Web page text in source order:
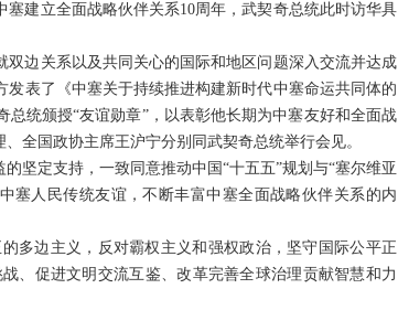
建立全面战略伙伴关系10周年，武契奇总统此时访华具
边关系以及共同关心的国际和地区问题深入交流并达成
表了《中塞关于持续推进构建新时代中塞命运共同体的
统颁授“友谊勋章”，以表彰他长期为中塞友好和全面战
全国政协主席王沪宁分别同武契奇总统举行会见。
坚定支持，一致同意推动中国“十五五”规划与“塞尔维亚
塞人民传统友谊，不断丰富中塞全面战略伙伴关系的内
多边主义，反对霸权主义和强权政治，坚守国际公平正
、促进文明交流互鉴、改革完善全球治理贡献智慧和力